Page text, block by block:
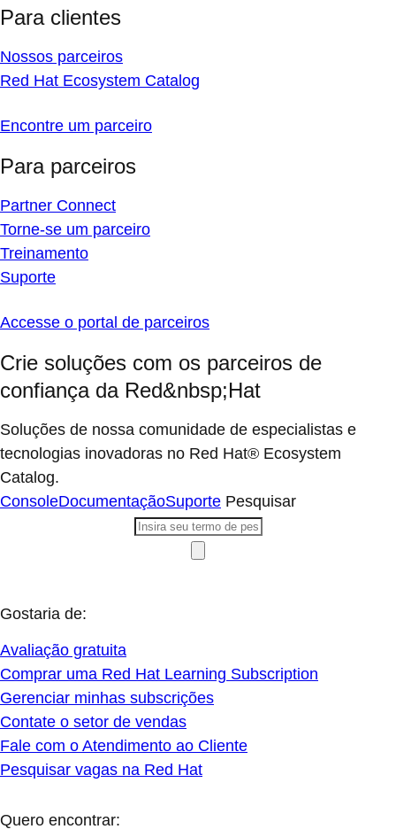
Para clientes
Nossos parceiros
Red Hat Ecosystem Catalog
Encontre um parceiro
Para parceiros
Partner Connect
Torne-se um parceiro
Treinamento
Suporte
Accesse o portal de parceiros
Crie soluções com os parceiros de
confiança da Red&nbsp;Hat
Soluções de nossa comunidade de especialistas e
tecnologias inovadoras no Red Hat® Ecosystem
Catalog.
ConsoleDocumentaçãoSuporte Pesquisar
Gostaria de:
Avaliação gratuita
Comprar uma Red Hat Learning Subscription
Gerenciar minhas subscrições
Contate o setor de vendas
Fale com o Atendimento ao Cliente
Pesquisar vagas na Red Hat
Quero encontrar: